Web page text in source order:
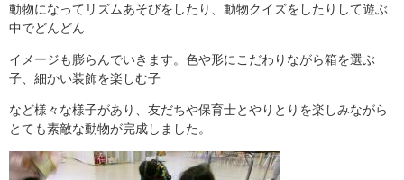
動物になってリズムあそびをしたり、動物クイズをしたりして遊ぶ
中でどんどん
イメージも膨らんでいきます。色や形にこだわりながら箱を選ぶ
子、細かい装飾を楽しむ子
など様々な様子があり、友だちや保育士とやりとりを楽しみながら
とても素敵な動物が完成しました。